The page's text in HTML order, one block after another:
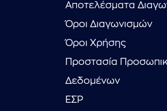
Αποτελέσματα
Όροι Διαγωνισμών
Όροι Χρήσης
Προστασία
Δεδομένων
ΕΣΡ